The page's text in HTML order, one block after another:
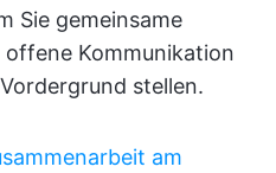
Sie gemeinsame
Kommunikation
stellen.
am